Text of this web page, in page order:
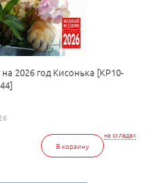
2026 год Кисонька [КР10-
на складах
В корзину